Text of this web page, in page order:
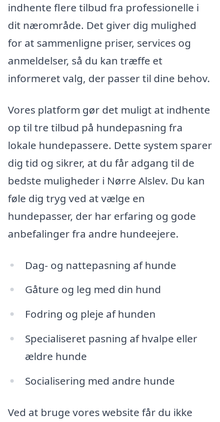
indhente flere tilbud fra professionelle i
dit nærområde. Det giver dig mulighed
for at sammenligne priser, services og
anmeldelser, så du kan træffe et
informeret valg, der passer til dine behov.
Vores platform gør det muligt at indhente
op til tre tilbud på hundepasning fra
lokale hundepassere. Dette system sparer
dig tid og sikrer, at du får adgang til de
bedste muligheder i Nørre Alslev. Du kan
føle dig tryg ved at vælge en
hundepasser, der har erfaring og gode
anbefalinger fra andre hundeejere.
Dag- og nattepasning af hunde
Gåture og leg med din hund
Fodring og pleje af hunden
Specialiseret pasning af hvalpe eller
ældre hunde
Socialisering med andre hunde
Ved at bruge vores website får du ikke